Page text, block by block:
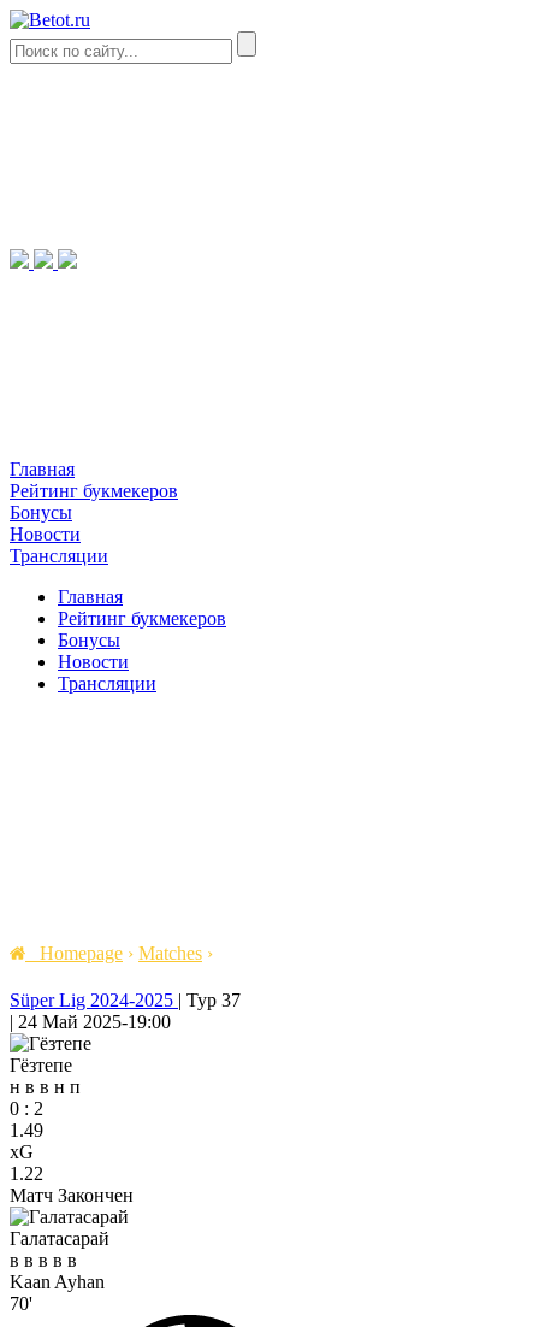
Главная
Рейтинг букмекеров
Бонусы
Новости
Трансляции
Главная
Рейтинг букмекеров
Бонусы
Новости
Трансляции
Homepage › Matches ›
Süper Lig 2024-2025 | Тур 37
| 24 Май 2025-19:00
Гёзтепе
н в в н п
0 : 2
1.49
xG
1.22
Матч Закончен
Галатасарай
в в в в в
Kaan Ayhan
70'